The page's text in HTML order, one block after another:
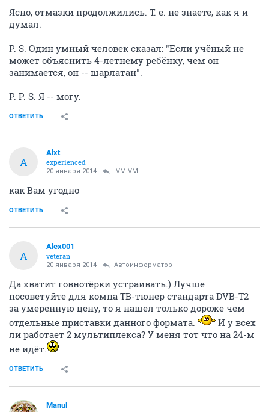
Ясно, отмазки продолжились. Т. е. не знаете, как я и
думал.
P. S. Один умный человек сказал: "Если учёный не
может объяснить 4-летнему ребёнку, чем он
занимается, он -- шарлатан".
P. P. S. Я -- могу.
ОТВЕТИТЬ
A
Alxt
experienced
20 января 2014 IVMIVM
как Вам угодно
ОТВЕТИТЬ
A
Alex001
veteran
20 января 2014 Автоинформатор
Да хватит говнотёрки устраивать.) Лучше
посоветуйте для компа ТВ-тюнер стандарта DVB-T2
за умеренную цену, то я нашел только дороже чем
отдельные приставки данного формата.
И у всех
ли работает 2 мультиплекса? У меня тот что на 24-м
не идёт.
ОТВЕТИТЬ
Manul